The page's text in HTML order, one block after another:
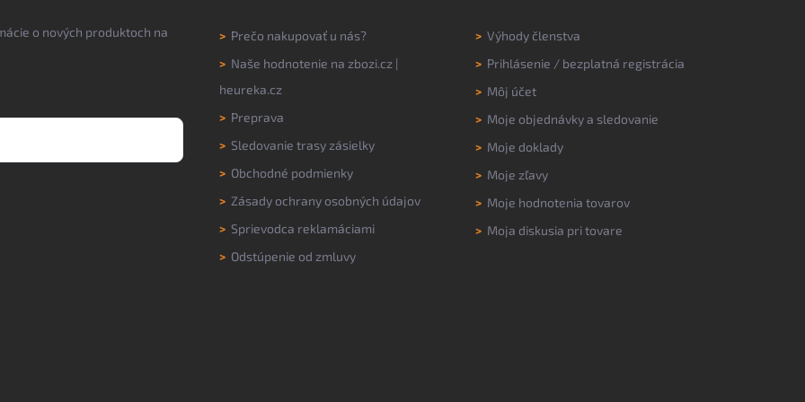
o nových produktoch na
> Prečo nakupovať u nás?
> Naše hodnotenie na zbozi.cz |
heureka.cz
> Preprava
> Sledovanie trasy zásielky
> Obchodné podmienky
> Zásady ochrany osobných údajov
> Sprievodca reklamáciami
> Odstúpenie od zmluvy
> Výhody členstva
> Prihlásenie / bezplatná registrácia
> Môj účet
> Moje objednávky a sledovanie
> Moje doklady
> Moje zľavy
> Moje hodnotenia tovarov
> Moja diskusia pri tovare